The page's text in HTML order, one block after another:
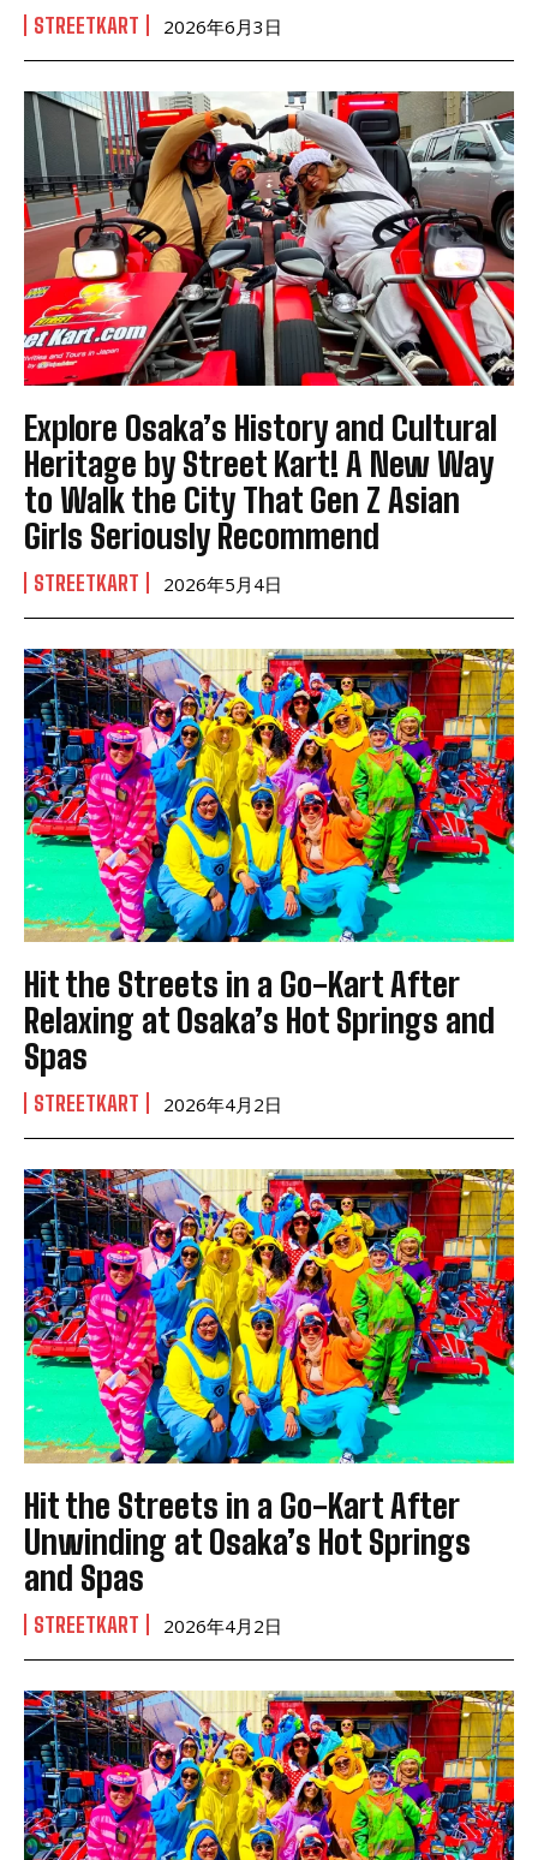
STREETKART 2026年6月3日
Explore Osaka’s History and Cultural
Heritage by Street Kart! A New Way
to Walk the City That Gen Z Asian
Girls Seriously Recommend
STREETKART 2026年5月4日
Hit the Streets in a Go-Kart After
Relaxing at Osaka’s Hot Springs and
Spas
STREETKART 2026年4月2日
Hit the Streets in a Go-Kart After
Unwinding at Osaka’s Hot Springs
and Spas
STREETKART 2026年4月2日